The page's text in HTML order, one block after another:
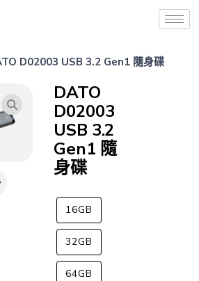
D02003 USB 3.2 Gen1 隨身碟
DATO
D02003
USB 3.2
Gen1 隨
身碟
16GB
32GB
64GB